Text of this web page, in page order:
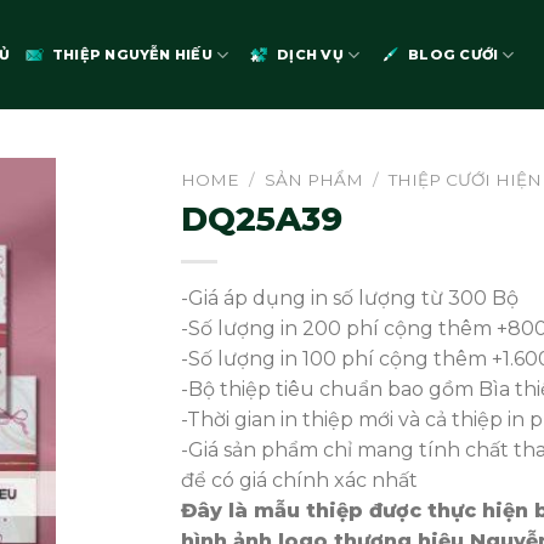
THIỆP NGUYỄN HIẾU DỊCH VỤ BLOG CƯỚI
HOME / SẢN PHẨM / THIỆP CƯỚI
DQ25A39
-Giá áp dụng in số lượng từ 300 Bộ
-Số lượng in 200 phí cộng thêm
-Số lượng in 100 phí cộng thêm
-Bộ thiệp tiêu chuẩn bao gồm Bìa
-Thời gian in thiệp mới và cả thiệp in
-Giá sản phẩm chỉ mang tính chất
để có giá chính xác nhất
Đây là mẫu thiệp được thực hiện